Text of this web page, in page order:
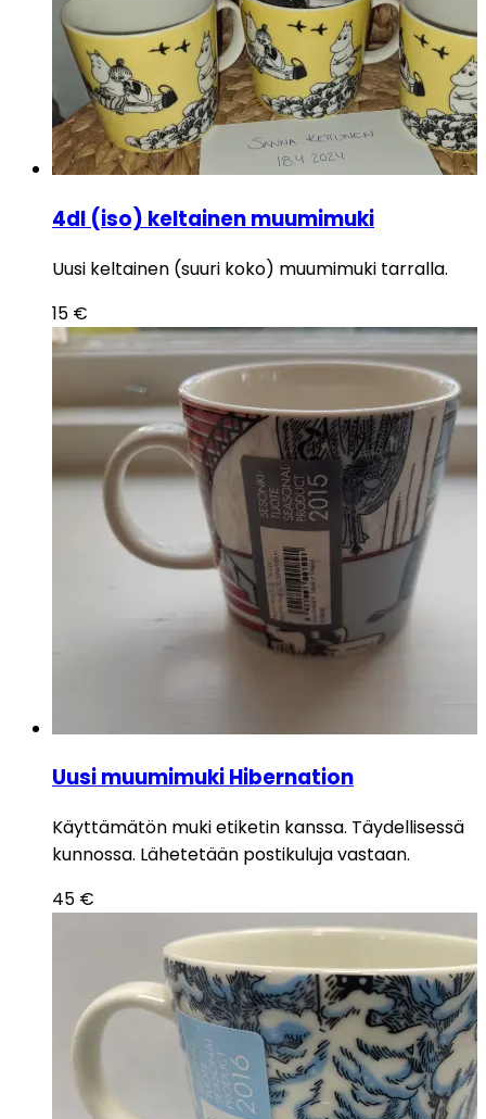
4dl (iso) keltainen muumimuki
Uusi keltainen (suuri koko) muumimuki tarralla.
15 €
Uusi muumimuki Hibernation
Käyttämätön muki etiketin kanssa. Täydellisessä
kunnossa. Lähetetään postikuluja vastaan.
45 €